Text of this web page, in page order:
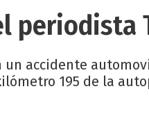
periodista
accidente
195 de la